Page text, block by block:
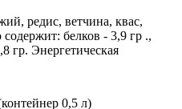
редис, ветчина, квас,
белков - 3,9 гр .,
гр. Энергетическая